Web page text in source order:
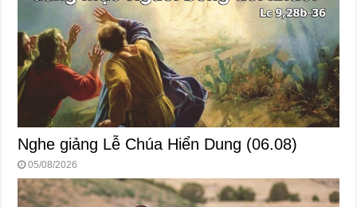
Nghe giảng Lễ Chúa Hiển Dung (06.08)
05/08/2026